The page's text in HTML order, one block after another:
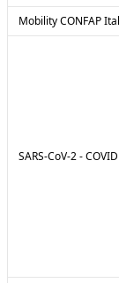
Mobility CONFAP
SARS-CoV-2 - COVID